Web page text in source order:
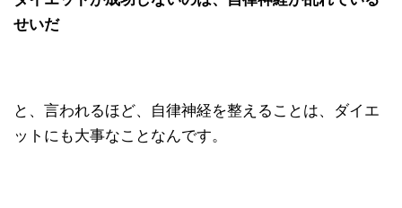
せいだ
と、言われるほど、自律神経を整えることは、ダイエ
ットにも大事なことなんです。